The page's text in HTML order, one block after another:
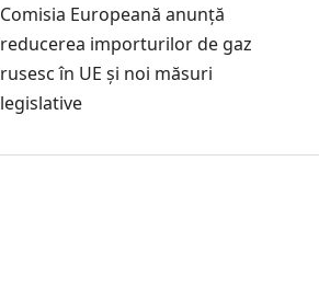
Comisia Europeană anunță
reducerea importurilor de gaz
rusesc în UE și noi măsuri
legislative